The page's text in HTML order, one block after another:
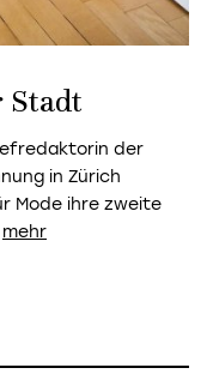
Stadt
der
in Zürich
Mode ihre zweite